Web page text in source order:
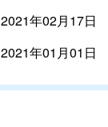
2021年02月17日
2021年01月01日